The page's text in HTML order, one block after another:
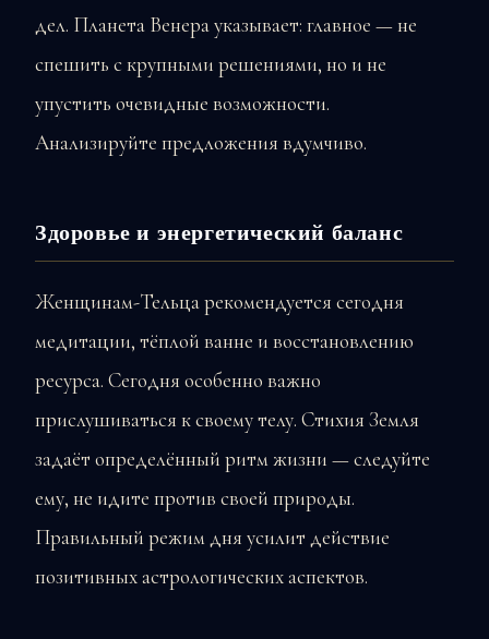
дел. Планета Венера указывает: главное — не
спешить с крупными решениями, но и не
упустить очевидные возможности.
Анализируйте предложения вдумчиво.
Здоровье и энергетический баланс
Женщинам-Тельца рекомендуется сегодня
медитации, тёплой ванне и восстановлению
ресурса. Сегодня особенно важно
прислушиваться к своему телу. Стихия Земля
задаёт определённый ритм жизни — следуйте
ему, не идите против своей природы.
Правильный режим дня усилит действие
позитивных астрологических аспектов.